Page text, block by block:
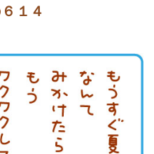
１４